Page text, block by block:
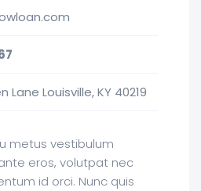
Lane Louisville, KY 40219
metus vestibulum
eros, volutpat nec
id orci. Nunc quis